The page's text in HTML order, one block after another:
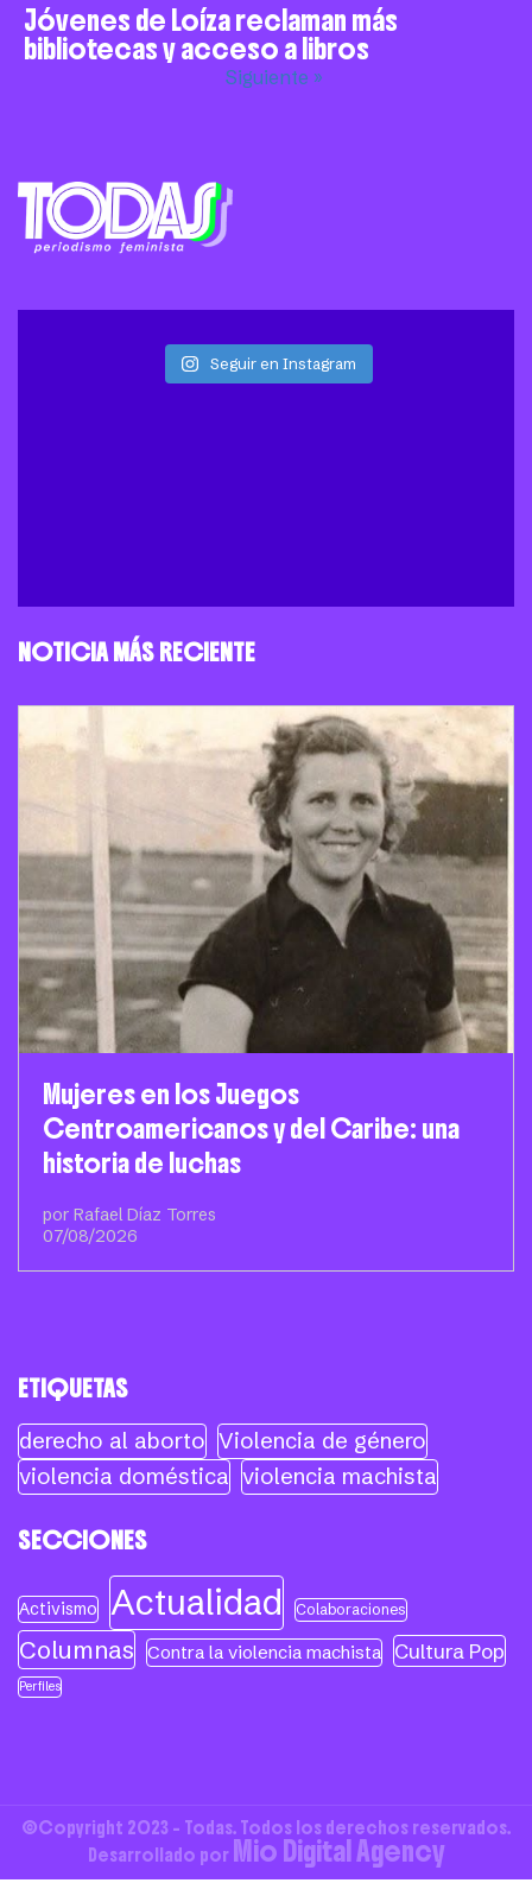
Jóvenes de Loíza reclaman más
bibliotecas y acceso a libros
Siguiente »
Seguir en Instagram
NOTICIA MÁS RECIENTE
Mujeres en los Juegos
Centroamericanos y del Caribe: una
historia de luchas
por Rafael Díaz Torres
07/08/2026
ETIQUETAS
derecho al aborto Violencia de género
violencia doméstica violencia machista
SECCIONES
Activismo Actualidad Colaboraciones
Columnas Contra la violencia machista Cultura Pop
Perfiles
©Copyright 2023 - Todas. Todos los derechos reservados.
Desarrollado por Mio Digital Agency